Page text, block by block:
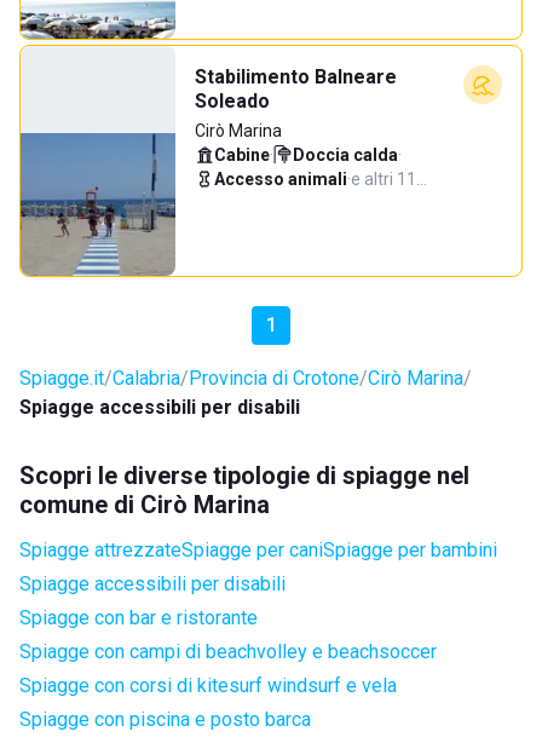
Stabilimento Balneare
Soleado
Cirò Marina
Cabine· Doccia calda·
Accesso animali·e altri 11…
1
Spiagge.it Calabria Provincia di Crotone Cirò Marina
Spiagge accessibili per disabili
Scopri le diverse tipologie di spiagge nel
comune di Cirò Marina
Spiagge attrezzateSpiagge per caniSpiagge per bambini
Spiagge accessibili per disabili
Spiagge con bar e ristorante
Spiagge con campi di beachvolley e beachsoccer
Spiagge con corsi di kitesurf windsurf e vela
Spiagge con piscina e posto barca